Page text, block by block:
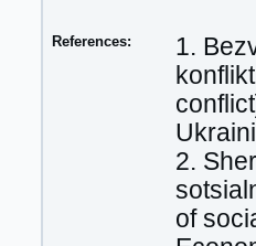
References:
1.
2.
of